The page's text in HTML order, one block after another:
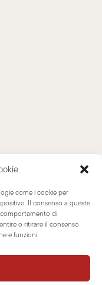
come i cookie per
Il consenso a queste
di
o ritirare il consenso
e funzioni.